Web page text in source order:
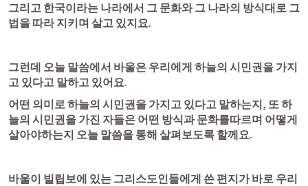
그리고 한국이라는 나라에서 그 문화와 그 나라의 방식대로 그
법을 따라 지키며 살고 있지요.
그런데 오늘 말씀에서 바울은 우리에게 하늘의 시민권을 가지
고 있다고 말하고 있어요.
어떤 의미로 하늘의 시민권을 가지고 있다고 말하는지, 또 하
늘의 시민권을 가진 자들은 어떤 방식과 문화를따르며 어떻게
살아야하는지 오늘 말씀을 통해 살펴보도록 할께요.
바울이 빌립보에 있는 그리스도인들에게 쓴 편지가 바로 우리